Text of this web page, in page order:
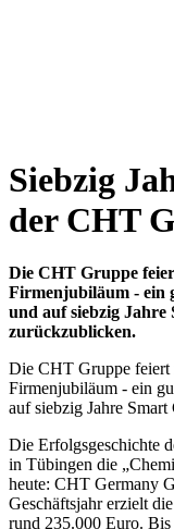
Siebzig
der CHT
Die CHT Gruppe
Firmenjubiläum - ein
und auf siebzig
zurückzublicken.
Die CHT Gruppe feiert
Firmenjubiläum - ein
auf siebzig Jahre
Die Erfolgsgeschichte
in Tübingen die
heute: CHT Germany
Geschäftsjahr erzielt
rund 235.000 Euro.